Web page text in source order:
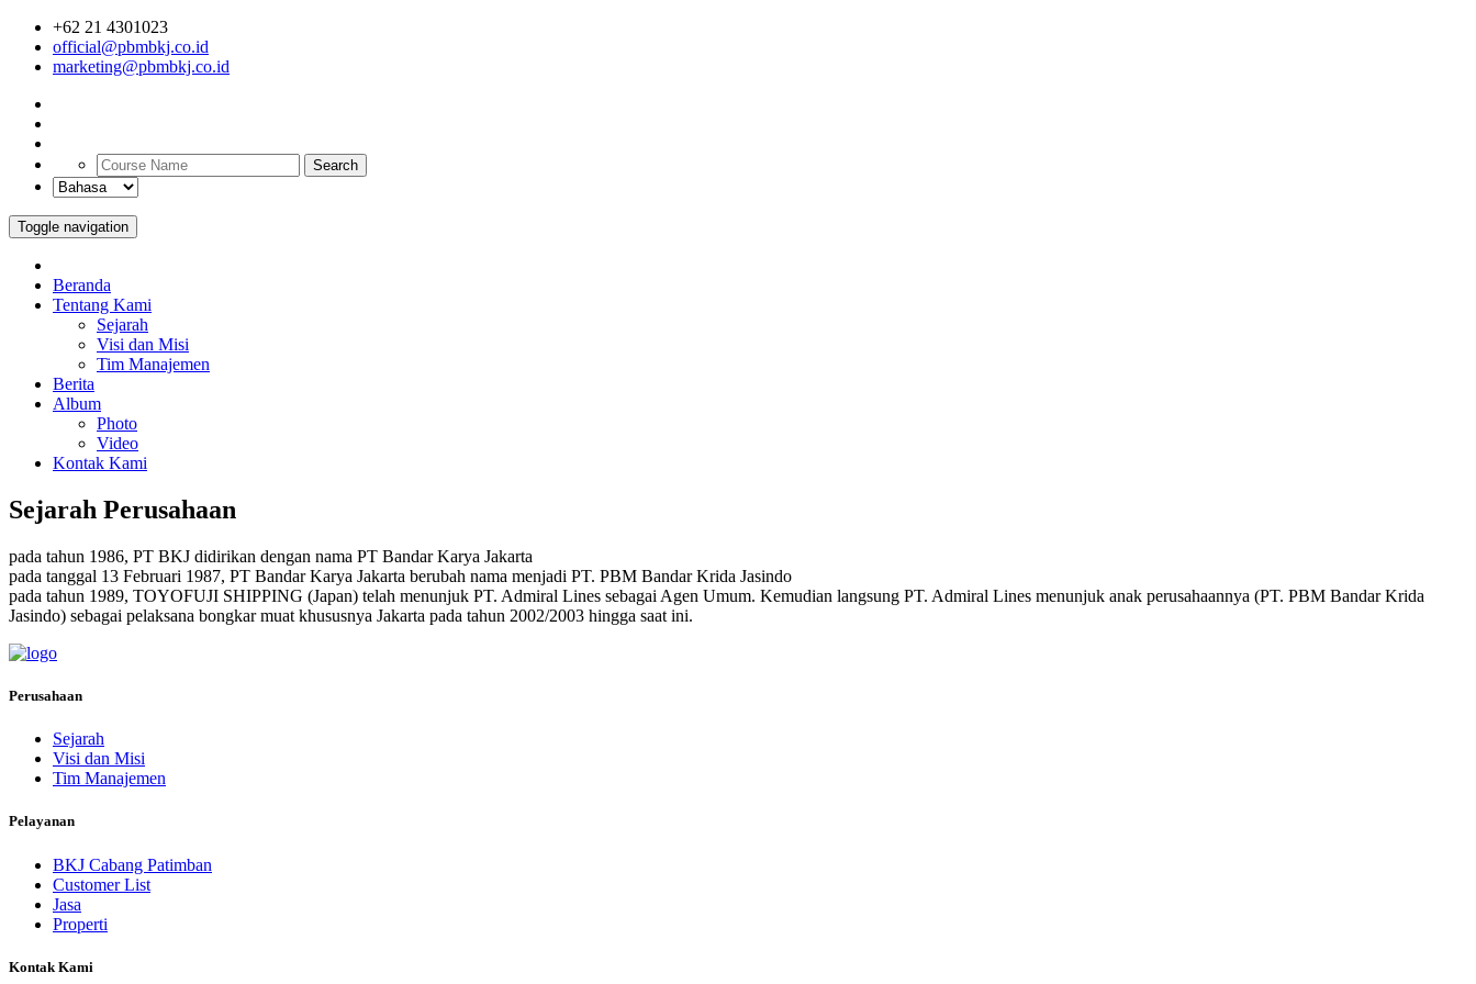
+62 21 4301023
official@pbmbkj.co.id
marketing@pbmbkj.co.id
Search
Toggle navigation
Beranda
Tentang Kami
Sejarah
Visi dan Misi
Tim Manajemen
Berita
Album
Photo
Video
Kontak Kami
Sejarah Perusahaan
pada tahun 1986, PT BKJ didirikan dengan nama PT Bandar Karya Jakarta
pada tanggal 13 Februari 1987, PT Bandar Karya Jakarta berubah nama menjadi PT. PBM Bandar Krida Jasindo
pada tahun 1989, TOYOFUJI SHIPPING (Japan) telah menunjuk PT. Admiral Lines sebagai Agen Umum. Kemudian langsung PT. Admiral Lines menunjuk anak perusahaannya (PT. PBM Bandar Krida
Jasindo) sebagai pelaksana bongkar muat khususnya Jakarta pada tahun 2002/2003 hingga saat ini.
Perusahaan
Sejarah
Visi dan Misi
Tim Manajemen
Pelayanan
BKJ Cabang Patimban
Customer List
Jasa
Properti
Kontak Kami